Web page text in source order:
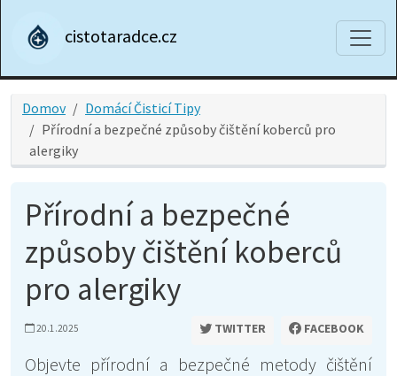
cistotaradce.cz
Domov
Domácí Čisticí Tipy
Přírodní a bezpečné způsoby čištění koberců pro
alergiky
Přírodní a bezpečné
způsoby čištění koberců
pro alergiky
20.1.2025 TWITTER FACEBOOK
Objevte přírodní a bezpečné metody čištění